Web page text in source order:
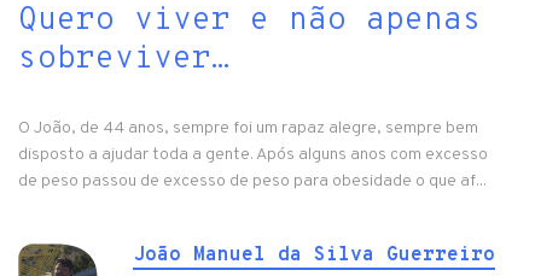
Quero viver e não apenas
sobreviver…
O João, de 44 anos, sempre foi um rapaz alegre, sempre bem
disposto a ajudar toda a gente. Após alguns anos com excesso
de peso passou de excesso de peso para obesidade o que af...
João Manuel da Silva Guerreiro